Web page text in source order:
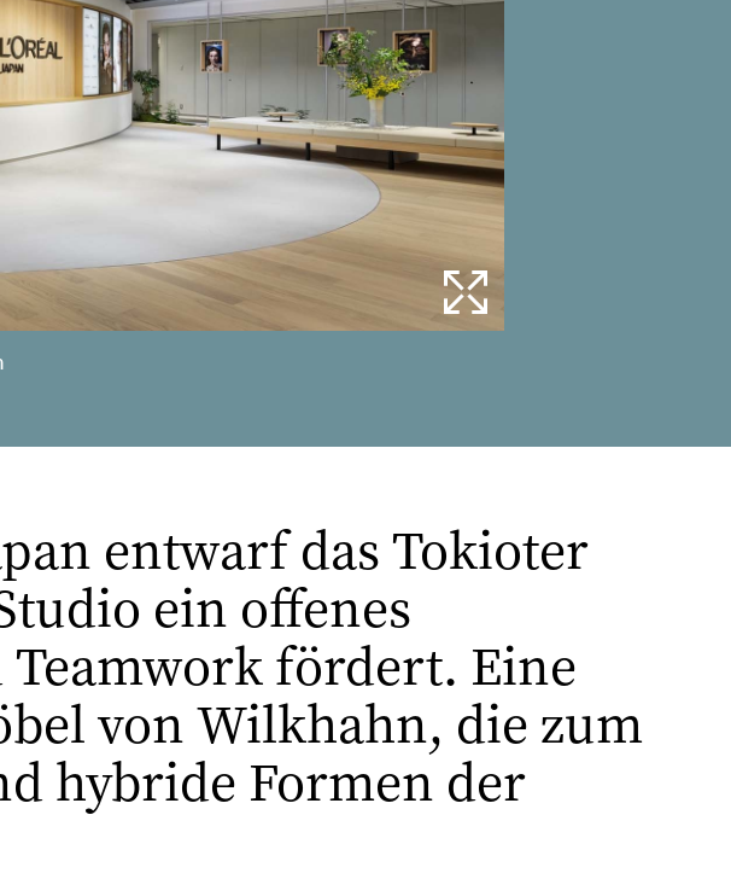
entwarf das Tokioter
ein offenes
fördert. Eine
von Wilkhahn, die zum
hybride Formen der